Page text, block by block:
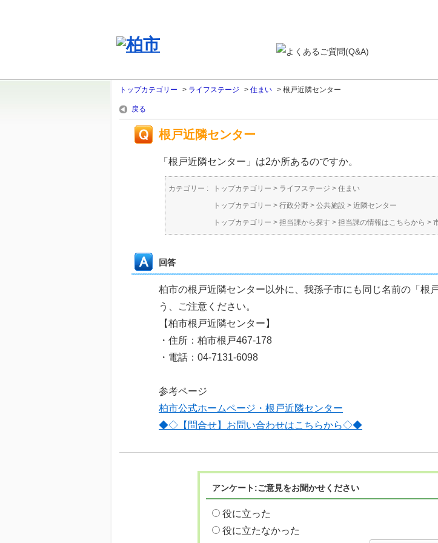
トップカテゴリー > ライフステージ > 住まい > 根戸近隣センター
戻る
根戸近隣センター
「根戸近隣センター」は2か所あるのですか。
カテゴリー : トップカテゴリー > ライフステージ > 住まい
トップカテゴリー > 行政分野 > 公共施設 > 近隣センター
トップカテゴリー > 担当課から探す > 担当課の情報はこちらから >
回答
柏市の根戸近隣センター以外に、我孫子市にも同じ名前の「根
う、ご注意ください。
【柏市根戸近隣センター】
・住所：柏市根戸467-178
・電話：04-7131-6098
参考ページ
柏市公式ホームページ・根戸近隣センター
◆◇【問合せ】お問い合わせはこちらから◇◆
アンケート:ご意見をお聞かせください
役に立った
役に立たなかった